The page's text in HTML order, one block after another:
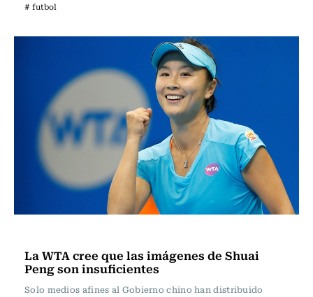
# futbol
La WTA cree que las imágenes de Shuai
Peng son insuficientes
Solo medios afines al Gobierno chino han distribuido